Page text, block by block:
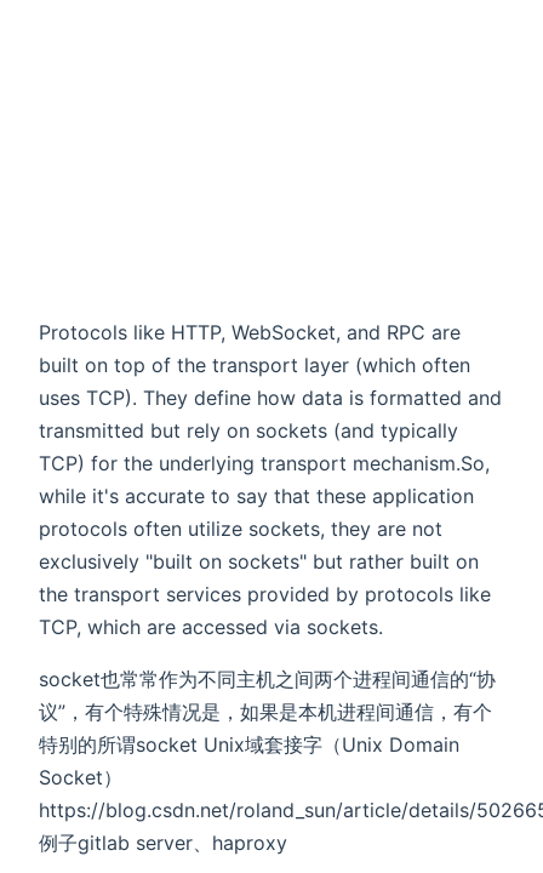
Protocols like HTTP, WebSocket, and RPC are
built on top of the transport layer (which often
uses TCP). They define how data is formatted and
transmitted but rely on sockets (and typically
TCP) for the underlying transport mechanism.So,
while it's accurate to say that these application
protocols often utilize sockets, they are not
exclusively "built on sockets" but rather built on
the transport services provided by protocols like
TCP, which are accessed via sockets.
socket也常常作为不同主机之间两个进程间通信的“协
议”，有个特殊情况是，如果是本机进程间通信，有个
特别的所谓socket Unix域套接字（Unix Domain
Socket）
https://blog.csdn.net/roland_sun/article/details/
例子gitlab server、haproxy